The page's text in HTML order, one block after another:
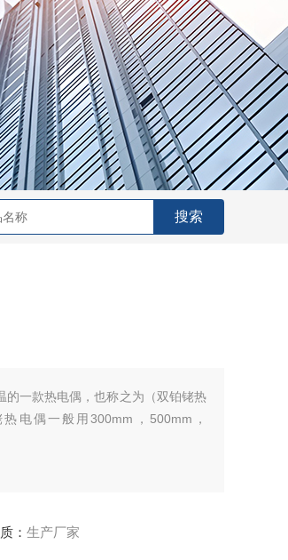
一款热电偶，也称之为（双铂铑热
电偶一般用300mm，500mm，
： 生产厂家